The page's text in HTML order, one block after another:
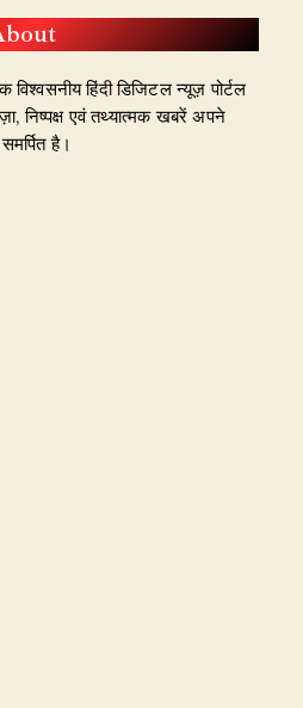
हिंदी डिजिटल न्यूज़ पोर्टल
निष्पक्ष एवं तथ्यात्मक खबरें अपने
है।